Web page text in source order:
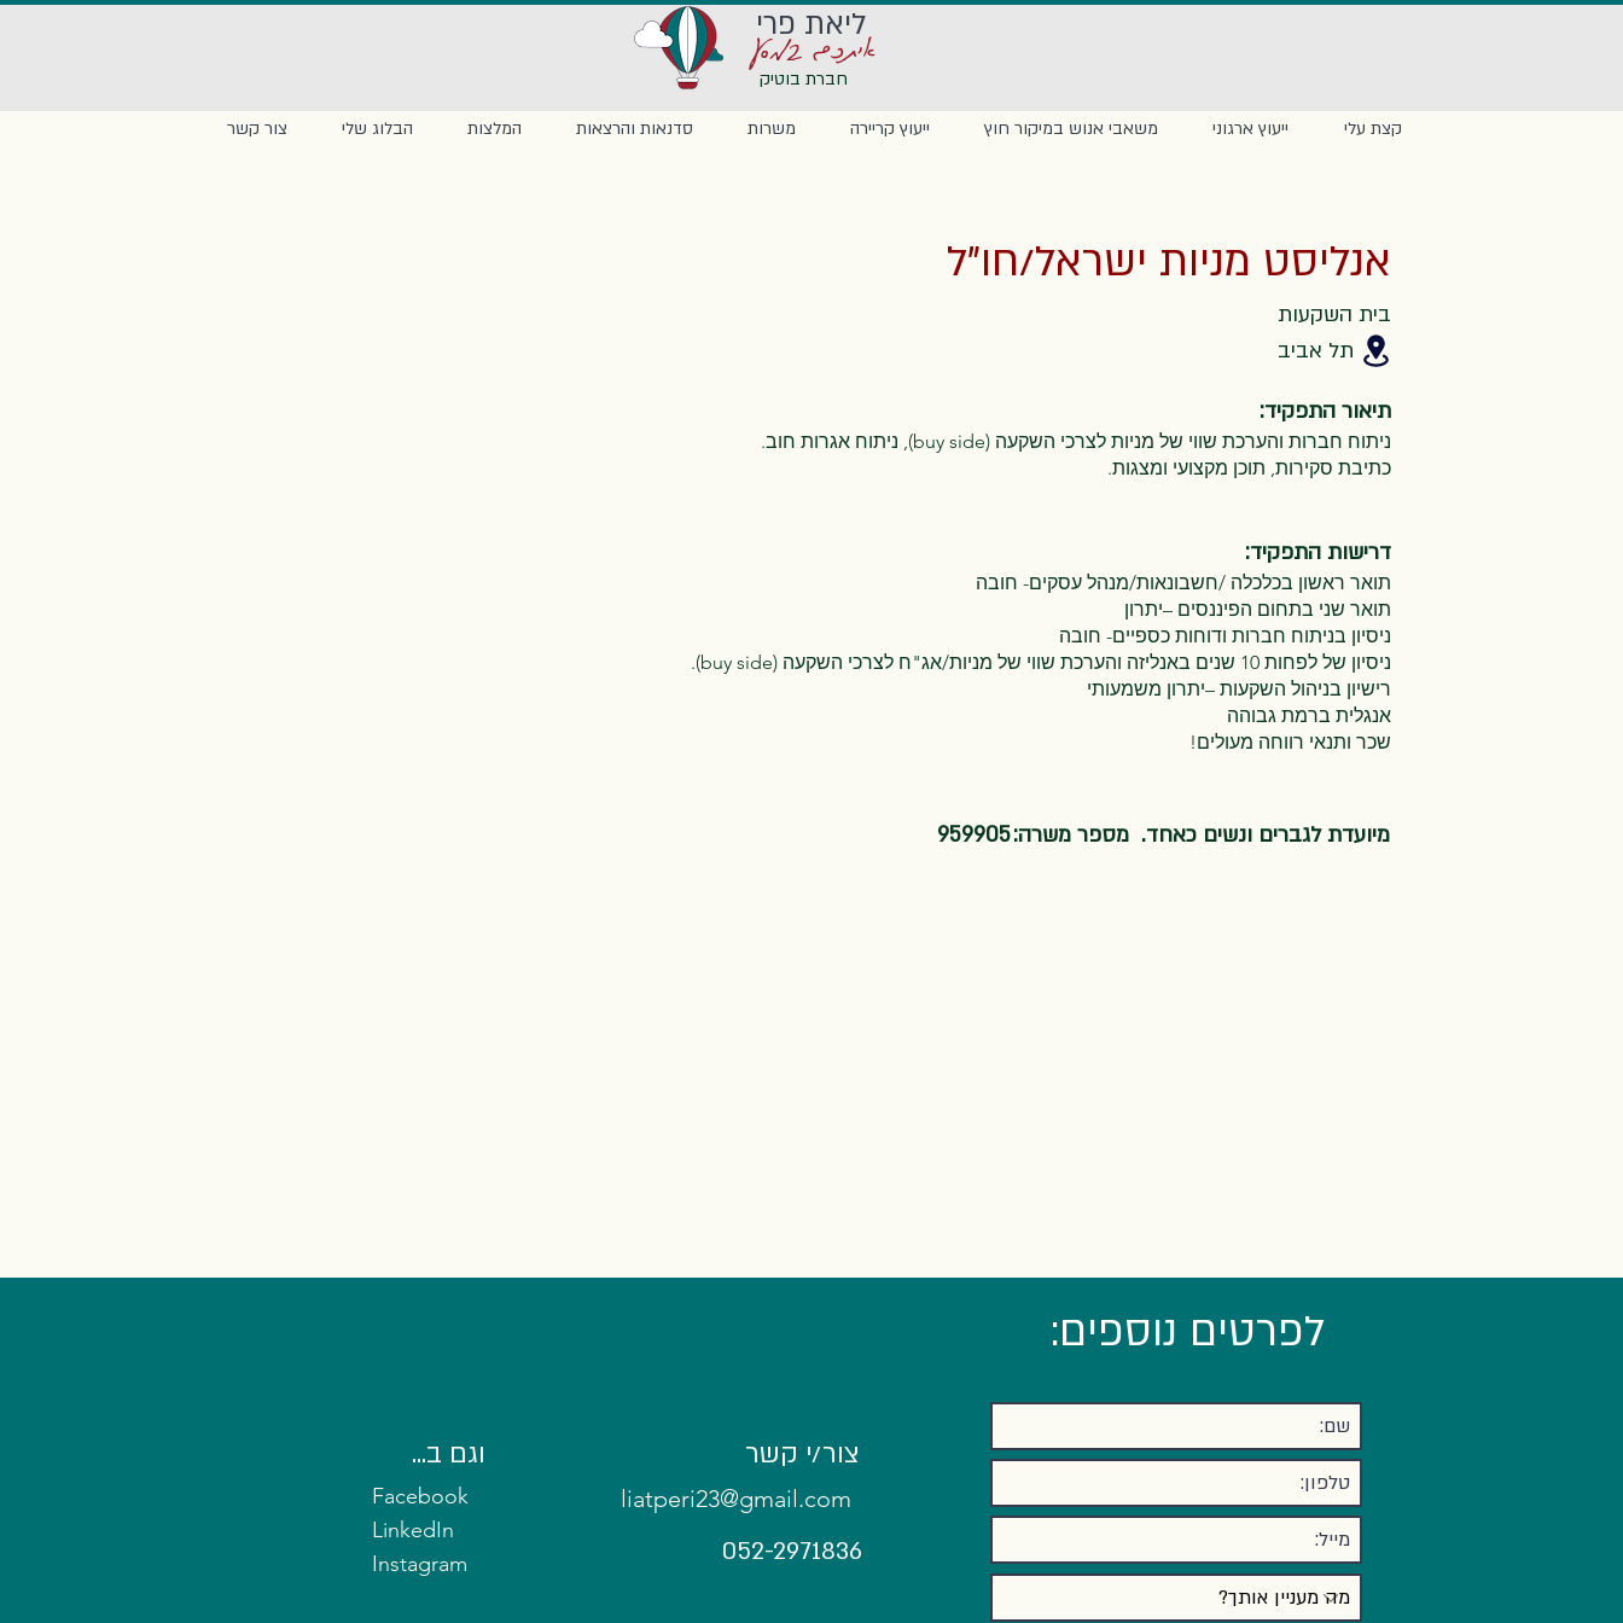
איתכם במסע
חברת בוטיק
ליאת פרי
קצת עלי ייעוץ ארגוני משאבי אנוש במיקור חוץ ייעוץ קריירה משרות סדנאות והרצאות המלצות הבלוג שלי צור קשר
אנליסט מניות ישראל/חו"ל
בית השקעות
תל אביב
תיאור התפקיד:
ניתוח חברות והערכת שווי של מניות לצרכי השקעה (buy side), ניתוח אגרות חוב.
כתיבת סקירות, תוכן מקצועי ומצגות.
דרישות התפקיד:
תואר ראשון בכלכלה /חשבונאות/מנהל עסקים- חובה
תואר שני בתחום הפיננסים –יתרון
ניסיון בניתוח חברות ודוחות כספיים- חובה
ניסיון של לפחות 10 שנים באנליזה והערכת שווי של מניות/אג"ח לצרכי השקעה (buy side).
רישיון בניהול השקעות –יתרון משמעותי
אנגלית ברמת גבוהה
שכר ותנאי רווחה מעולים!
מיועדת לגברים ונשים כאחד. מספר משרה:959905
צור/י קשר וגם ב...
liatperi23@gmail.com
052-2971836
Facebook
LinkedIn
Instagram
לפרטים נוספים: